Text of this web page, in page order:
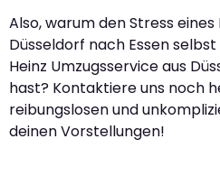
Also, warum den Stress
Düsseldorf nach Essen
Heinz Umzugsservice aus
hast? Kontaktiere uns noch
reibungslosen und
deinen Vorstellungen!